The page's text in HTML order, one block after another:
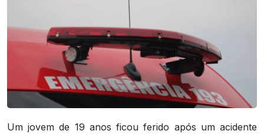
Um jovem de 19 anos ficou ferido após um acidente